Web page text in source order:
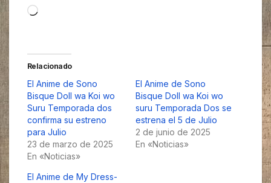
Cargando...
Relacionado
El Anime de Sono
Bisque Doll wa Koi wo
Suru Temporada dos
confirma su estreno
para Julio
23 de marzo de 2025
En «Noticias»
El Anime de Sono
Bisque Doll wa Koi wo
suru Temporada Dos se
estrena el 5 de Julio
2 de junio de 2025
En «Noticias»
El Anime de My Dress-